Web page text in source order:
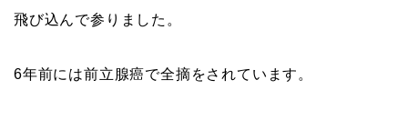
飛び込んで参りました。
6年前には前立腺癌で全摘をされています。